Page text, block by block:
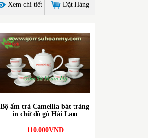
Xem chi tiết Đặt Hàng
Bộ ấm trà Camellia bát tràng
in chữ đồ gỗ Hải Lam
110.000VND